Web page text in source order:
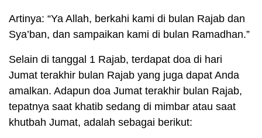
Artinya: “Ya Allah, berkahi kami di bulan Rajab dan
Sya’ban, dan sampaikan kami di bulan Ramadhan.”
Selain di tanggal 1 Rajab, terdapat doa di hari
Jumat terakhir bulan Rajab yang juga dapat Anda
amalkan. Adapun doa Jumat terakhir bulan Rajab,
tepatnya saat khatib sedang di mimbar atau saat
khutbah Jumat, adalah sebagai berikut: